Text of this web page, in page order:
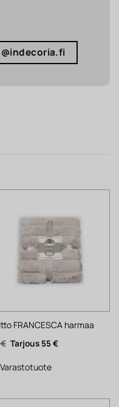
FRANCESCA harmaa
€ Alkuperäinen
hinta
70 €.
55€Nykyinen
Varastotuote